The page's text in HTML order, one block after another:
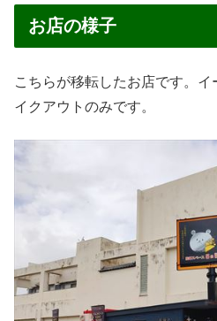
お店の様子
こちらが移転したお店です。
イクアウトのみです。